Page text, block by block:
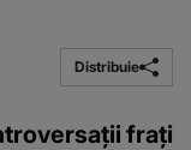
Distribuie
frați